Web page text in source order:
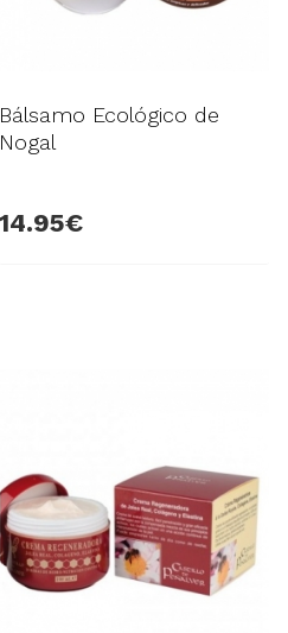
Bálsamo Ecológico de
Nogal
14.95